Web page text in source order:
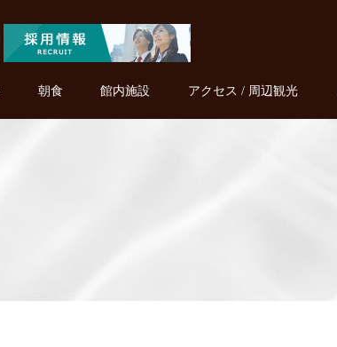
朝食 館内施設 アクセス / 周辺観光